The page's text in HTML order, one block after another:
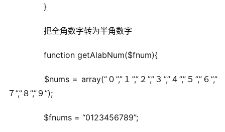
	  }
	  把全角数字转为半角数字
	  function getAlabNum($fnum){
７”,”８”,”９”);
	  $fnums = “0123456789”;